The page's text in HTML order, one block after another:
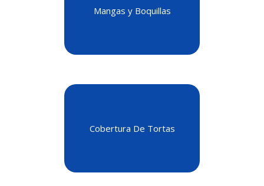
Mangas y Boquillas
Cobertura De Tortas